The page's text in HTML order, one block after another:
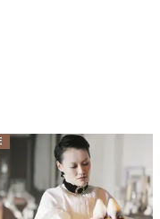
世界記録を樹立した
スに関する世界記録を8
間に生まれ、幼少時代
中東と世界各地を転々